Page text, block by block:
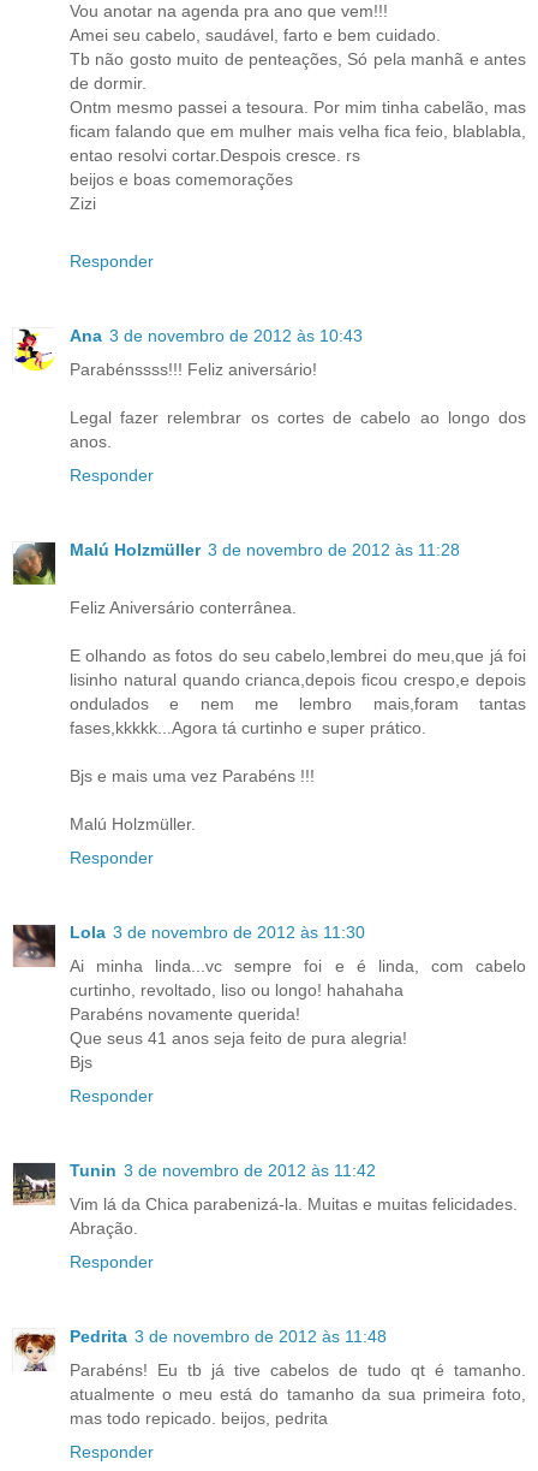
Vou anotar na agenda pra ano que vem!!!
Amei seu cabelo, saudável, farto e bem cuidado.
Tb não gosto muito de penteações, Só pela manhã e antes
de dormir.
Ontm mesmo passei a tesoura. Por mim tinha cabelão, mas
ficam falando que em mulher mais velha fica feio, blablabla,
entao resolvi cortar.Despois cresce. rs
beijos e boas comemorações
Zizi
Responder
Ana 3 de novembro de 2012 às 10:43
Parabénssss!!! Feliz aniversário!
Legal fazer relembrar os cortes de cabelo ao longo dos
anos.
Responder
Malú Holzmüller 3 de novembro de 2012 às 11:28
Feliz Aniversário conterrânea.
E olhando as fotos do seu cabelo,lembrei do meu,que já foi
lisinho natural quando crianca,depois ficou crespo,e depois
ondulados e nem me lembro mais,foram tantas
fases,kkkkk...Agora tá curtinho e super prático.
Bjs e mais uma vez Parabéns !!!
Malú Holzmüller.
Responder
Lola 3 de novembro de 2012 às 11:30
Ai minha linda...vc sempre foi e é linda, com cabelo
curtinho, revoltado, liso ou longo! hahahaha
Parabéns novamente querida!
Que seus 41 anos seja feito de pura alegria!
Bjs
Responder
Tunin 3 de novembro de 2012 às 11:42
Vim lá da Chica parabenizá-la. Muitas e muitas felicidades.
Abração.
Responder
Pedrita 3 de novembro de 2012 às 11:48
Parabéns! Eu tb já tive cabelos de tudo qt é tamanho.
atualmente o meu está do tamanho da sua primeira foto,
mas todo repicado. beijos, pedrita
Responder